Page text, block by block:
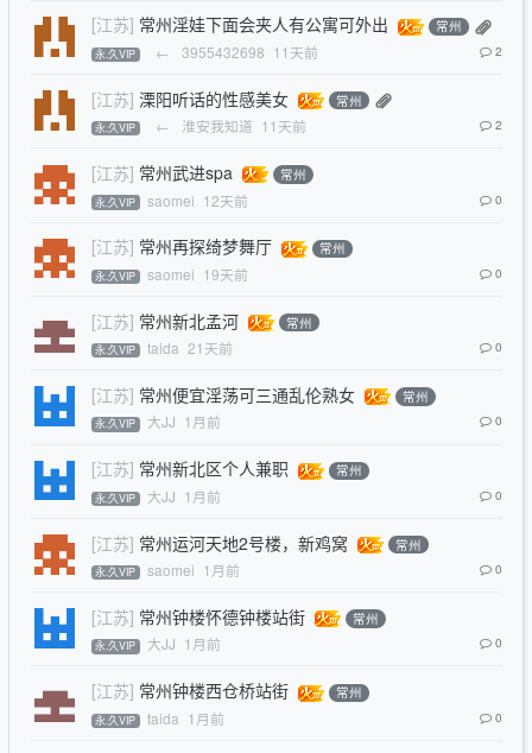
[江苏] 常州淫娃下面会夹人有公寓可外出 常州
永.久VIP ← 3955432698 11天前 2
[江苏] 溧阳听话的性感美女 常州
永.久VIP ← 淮安我知道 11天前 2
[江苏] 常州武进spa 常州
永.久VIP saomei 12天前 0
[江苏] 常州再探绮梦舞厅 常州
永.久VIP saomei 19天前 0
[江苏] 常州新北孟河 常州
永.久VIP taida 21天前 0
[江苏] 常州便宜淫荡可三通乱伦熟女 常州
永.久VIP 大JJ 1月前 0
[江苏] 常州新北区个人兼职 常州
永.久VIP 大JJ 1月前 0
[江苏] 常州运河天地2号楼，新鸡窝 常州
永.久VIP saomei 1月前 0
[江苏] 常州钟楼怀德钟楼站街 常州
永.久VIP 大JJ 1月前 0
[江苏] 常州钟楼西仓桥站街 常州
永.久VIP taida 1月前 0